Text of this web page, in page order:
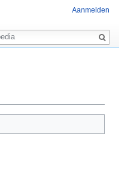
Aanmelden